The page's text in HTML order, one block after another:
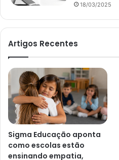
18/03/2025
Artigos Recentes
Sigma Educação aponta
como escolas estão
ensinando empatia,